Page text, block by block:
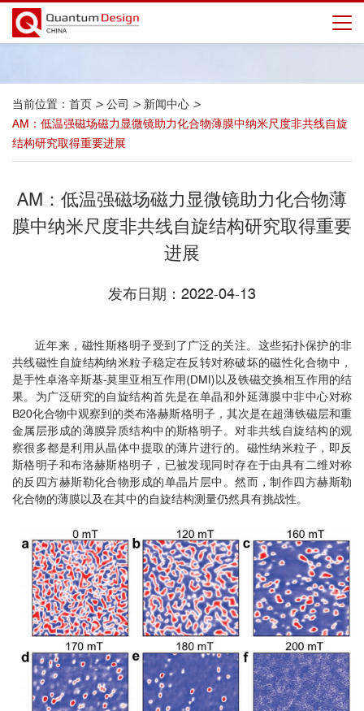
当前位置： 首页 > 公司 > 新闻中心 >
AM：低温强磁场磁力显微镜助力化合物薄膜中纳米尺度非共线自旋
结构研究取得重要进展
AM：低温强磁场磁力显微镜助力化合物薄
膜中纳米尺度非共线自旋结构研究取得重要
进展
发布日期：2022-04-13
近年来，磁性斯格明子受到了广泛的关注。这些拓扑保护的非
共线磁性自旋结构纳米粒子稳定在反转对称破坏的磁性化合物中，
是手性卓洛辛斯基-莫里亚相互作用(DMI)以及铁磁交换相互作用的结
果。为广泛研究的自旋结构首先是在单晶和外延薄膜中非中心对称
B20化合物中观察到的类布洛赫斯格明子，其次是在超薄铁磁层和重
金属层形成的薄膜异质结构中的斯格明子。对非共线自旋结构的观
察很多都是利用从晶体中提取的薄片进行的。磁性纳米粒子，即反
斯格明子和布洛赫斯格明子，已被发现同时存在于由具有二维对称
的反四方赫斯勒化合物形成的单晶片层中。然而，制作四方赫斯勒
化合物的薄膜以及在其中的自旋结构测量仍然具有挑战性。